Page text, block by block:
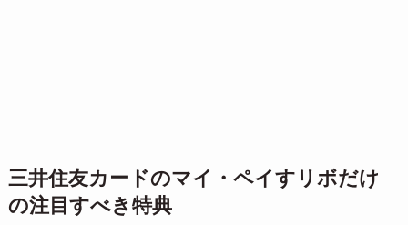
三井住友カードのマイ・ペイすリボだけ
の注目すべき特典